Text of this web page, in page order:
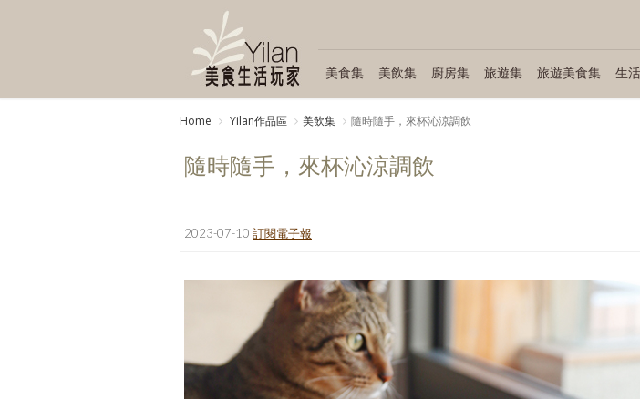
美食集 美飲集 廚房集 旅遊集 旅遊美食集 生
Home Yilan作品區 美飲集 隨時隨手，來杯沁涼調飲
隨時隨手，來杯沁涼調飲
2023-07-10 訂閱電子報